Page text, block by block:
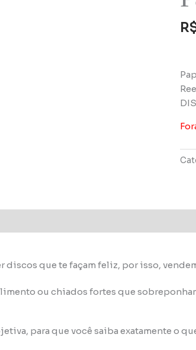
que te façam feliz, por isso,
ou chiados fortes que
para que você saiba exatamente o